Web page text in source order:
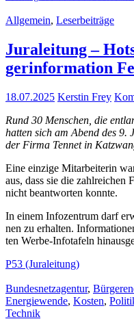
Allgemein, Leserbeiträge
Jura­lei­tung –
ger­infor­ma­ti­on
18.07.2025 Kerstin Frey
Rund 30 Men­schen, die
hat­ten sich am Abend des
der Fir­ma Ten­net in
Eine ein­zi­ge Mit­ar­bei­te­rin
aus, dass sie die zahl­rei­chen
nicht beant­wor­ten konnte.
In einem Info­zen­trum darf
nen zu erhal­ten.
ten Wer­­be-Info­­ta­­feln
P53 (Juraleitung)
Bundesnetzagentur,
Energiewende, Kosten,
Technik